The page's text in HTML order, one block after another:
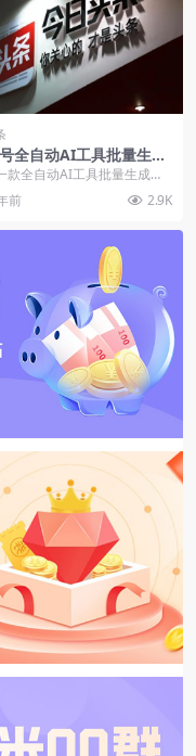
全自动AI工具批量生成
文章
款全自动AI工具批量生成纯
章，每篇文章仅需1分来钟。
时能做50...
前 2.9K